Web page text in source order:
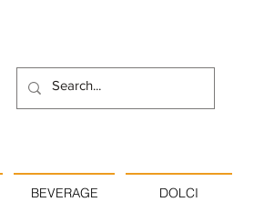
BEVERAGE DOLCI